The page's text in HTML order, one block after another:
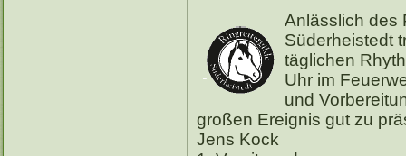
Anlässlich des
Süderheistedt
täglichen
Uhr im
und
großen Ereignis gut zu
Jens Kock